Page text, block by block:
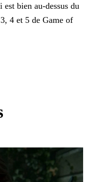
est bien au-dessus du
4 et 5 de Game of